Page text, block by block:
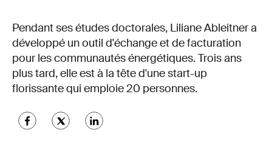
Pendant ses études doctorales, Liliane Ableitner a
développé un outil d'échange et de facturation
pour les communautés énergétiques. Trois ans
plus tard, elle est à la tête d'une start-up
florissante qui emploie 20 personnes.